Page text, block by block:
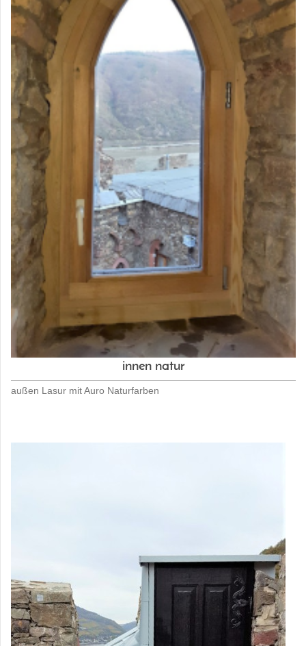
innen natur
außen Lasur mit Auro Naturfarben